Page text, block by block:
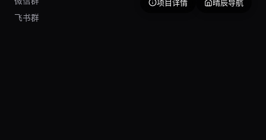
飞书群
项目详情 晴辰导航